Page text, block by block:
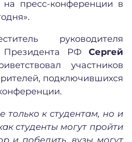
пресс-конференции в
руководителя
Президента РФ Сергей
участников
подключившихся
к студентам, но и
студенты могут пройти
и победить, вузы могут